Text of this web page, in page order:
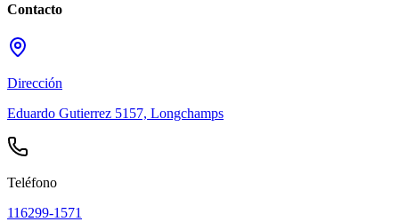
Contacto
Dirección
Eduardo Gutierrez 5157, Longchamps
Teléfono
116299-1571